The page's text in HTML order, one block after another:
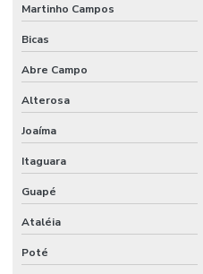
Martinho Campos
Bicas
Abre Campo
Alterosa
Joaíma
Itaguara
Guapé
Ataléia
Poté